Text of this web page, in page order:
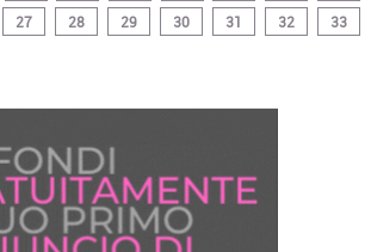
27 28 29 30 31 32
33